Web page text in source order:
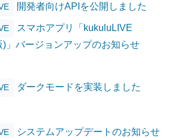
開発者向けAPIを公開しました
スマホアプリ「kukuluLIVE
」バージョンアップのお知らせ
ダークモードを実装しました
システムアップデートのお知らせ